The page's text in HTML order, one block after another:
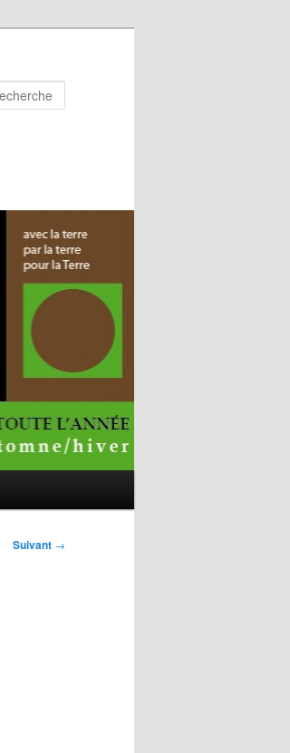
Suivant →